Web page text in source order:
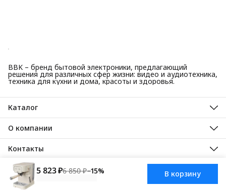
5 823 ₽6 850 ₽−15% В корзину
BBK – бренд бытовой электроники, предлагающий
решения для различных сфер жизни: видео и аудиотехника,
техника для кухни и дома, красоты и здоровья.
Каталог
Красота и здоровье
Техника для кухни
Техника для дома
ТВ, аудио, видео
О компании
О нас
Гарантийные обязательства
Контакты
Адрес
125445, город Москва, Ленинградское шоссе, дом 65, стр. 3
Телефон
8 (495) 587-40-82
Режим работы
АО Торговый дом ББК, 2025 ОплатаПравила